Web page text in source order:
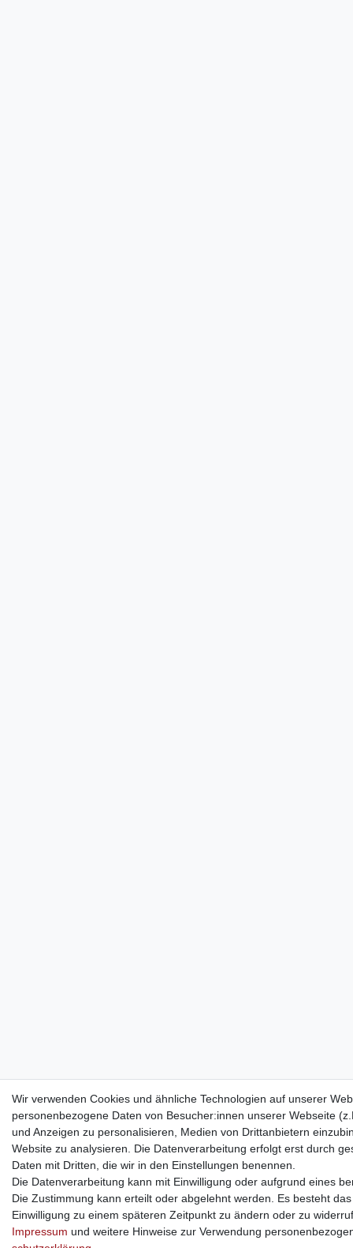
Wir verwenden Cookies und ähnliche Technologien auf unserer
personenbezogene Daten von Besucher:innen unserer Webseite
und Anzeigen zu personalisieren, Medien von Drittanbietern
Website zu analysieren. Die Datenverarbeitung erfolgt erst durch
Daten mit Dritten, die wir in den Einstellungen benennen.
Die Datenverarbeitung kann mit Einwilligung oder aufgrund eines
Die Zustimmung kann erteilt oder abgelehnt werden. Es besteht
Einwilligung zu einem späteren Zeitpunkt zu ändern oder zu
Impressum und weitere Hinweise zur Verwendung